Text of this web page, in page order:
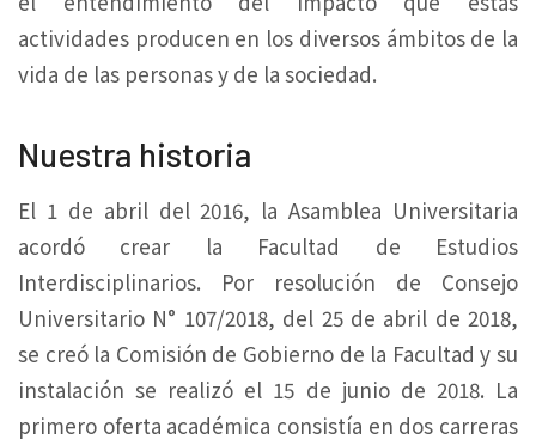
actividades producen en los diversos ámbitos de la
vida de las personas y de la sociedad.
Nuestra historia
El 1 de abril del 2016, la Asamblea Universitaria
acordó crear la Facultad de Estudios
Interdisciplinarios. Por resolución de Consejo
Universitario N° 107/2018, del 25 de abril de 2018,
se creó la Comisión de Gobierno de la Facultad y su
instalación se realizó el 15 de junio de 2018. La
primero oferta académica consistía en dos carreras